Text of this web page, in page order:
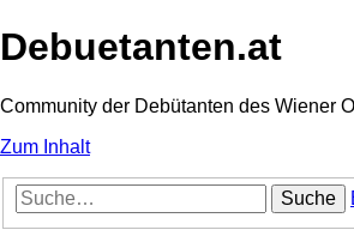
Debuetanten.at
Community der Debütanten des Wiener
Zum Inhalt
Suche